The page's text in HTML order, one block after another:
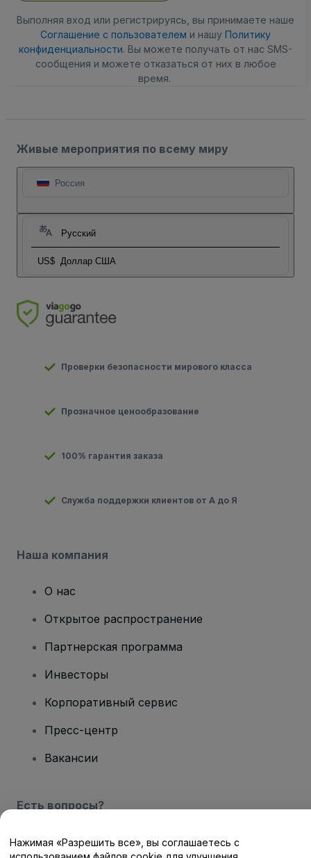
Выполняя вход или регистрируясь, вы принимаете наше
Соглашение с пользователем и нашу Политику
конфиденциальности. Вы можете получать от нас SMS-
сообщения и можете отказаться от них в любое
время.
Живые мероприятия по всему миру
Россия
Русский
US$ Доллар США
Проверки безопасности мирового класса
Прозначное ценообразование
100% гарантия заказа
Служба поддержки клиентов от А до Я
Наша компания
О нас
Открытое распространение
Партнерская программа
Инвесторы
Корпоративный сервис
Пресс-центр
Вакансии
Есть вопросы?
Центр помощи / Свяжитесь с нами
Нажимая «Разрешить все», вы соглашаетесь с